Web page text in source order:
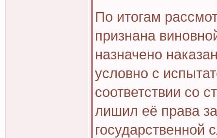
По итогам
признана
назначено
условно с
соответствии со
лишил её права
государственной